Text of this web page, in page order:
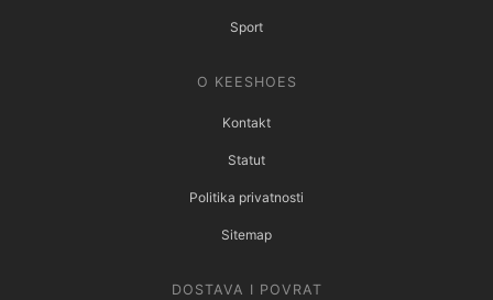
Sport
O KEESHOES
Kontakt
Statut
Politika privatnosti
Sitemap
DOSTAVA I POVRAT